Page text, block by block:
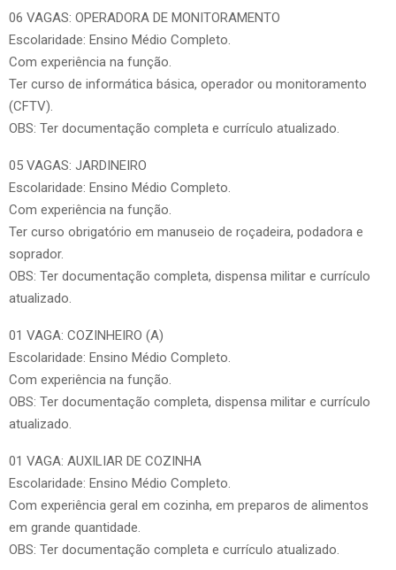
06 VAGAS: OPERADORA DE MONITORAMENTO
Escolaridade: Ensino Médio Completo.
Com experiência na função.
Ter curso de informática básica, operador ou monitoramento
(CFTV).
OBS: Ter documentação completa e currículo atualizado.
05 VAGAS: JARDINEIRO
Escolaridade: Ensino Médio Completo.
Com experiência na função.
Ter curso obrigatório em manuseio de roçadeira, podadora e
soprador.
OBS: Ter documentação completa, dispensa militar e currículo
atualizado.
01 VAGA: COZINHEIRO (A)
Escolaridade: Ensino Médio Completo.
Com experiência na função.
OBS: Ter documentação completa, dispensa militar e currículo
atualizado.
01 VAGA: AUXILIAR DE COZINHA
Escolaridade: Ensino Médio Completo.
Com experiência geral em cozinha, em preparos de alimentos
em grande quantidade.
OBS: Ter documentação completa e currículo atualizado.